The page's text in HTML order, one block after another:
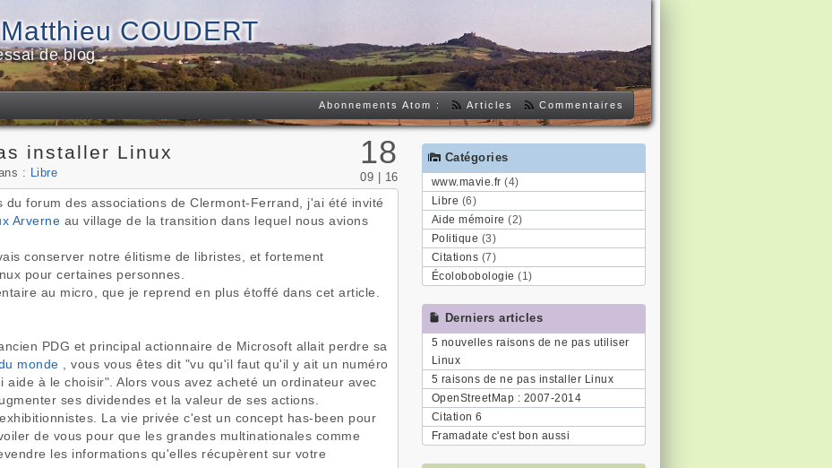
COUDERT
de blog
Commentaires
Articles
Abonnements Atom :
installer Linux
: Libre
18
09 | 16
du forum des associations de Clermont-Ferrand, j'ai été invité
Arverne au village de la transition dans lequel nous avions
conserver notre élitisme de libristes, et fortement
pour certaines personnes.
au micro, que je reprend en plus étoffé dans cet article.
PDG et principal actionnaire de Microsoft allait perdre sa
monde , vous vous êtes dit "vu qu'il faut qu'il y ait un numéro
aide à le choisir". Alors vous avez acheté un ordinateur avec
ses dividendes et la valeur de ses actions.
La vie privée c'est un concept has-been pour
de vous pour que les grandes multinationales comme
les informations qu'elles récupèrent sur votre
Catégories
www.mavie.fr (4)
Libre (6)
Aide mémoire (2)
Politique (3)
Citations (7)
Écolobobologie (1)
Derniers articles
5 nouvelles raisons de ne pas utiliser
Linux
5 raisons de ne pas installer Linux
OpenStreetMap : 2007-2014
Citation 6
Framadate c'est bon aussi